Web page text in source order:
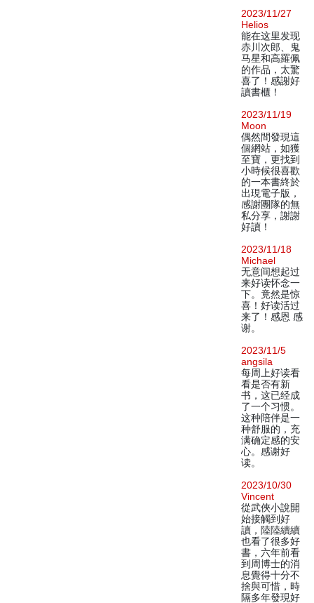
2023/11/27
Helios
能在这里发现
赤川次郎、鬼
马星和高羅佩
的作品，太驚
喜了！感謝好
讀書櫃！
2023/11/19
Moon
偶然間發現這
個網站，如獲
至寶，更找到
小時候很喜歡
的一本書終於
出現電子版，
感謝團隊的無
私分享，謝謝
好讀！
2023/11/18
Michael
无意间想起过
来好读怀念一
下。竟然是惊
喜！好读活过
来了！感恩 感
谢。
2023/11/5
angsila
每周上好读看
看是否有新
书，这已经成
了一个习惯。
这种陪伴是一
种舒服的，充
满确定感的安
心。感谢好
读。
2023/10/30
Vincent
從武俠小說開
始接觸到好
讀，陸陸續續
也看了很多好
書，六年前看
到周博士的消
息覺得十分不
捨與可惜，時
隔多年發現好